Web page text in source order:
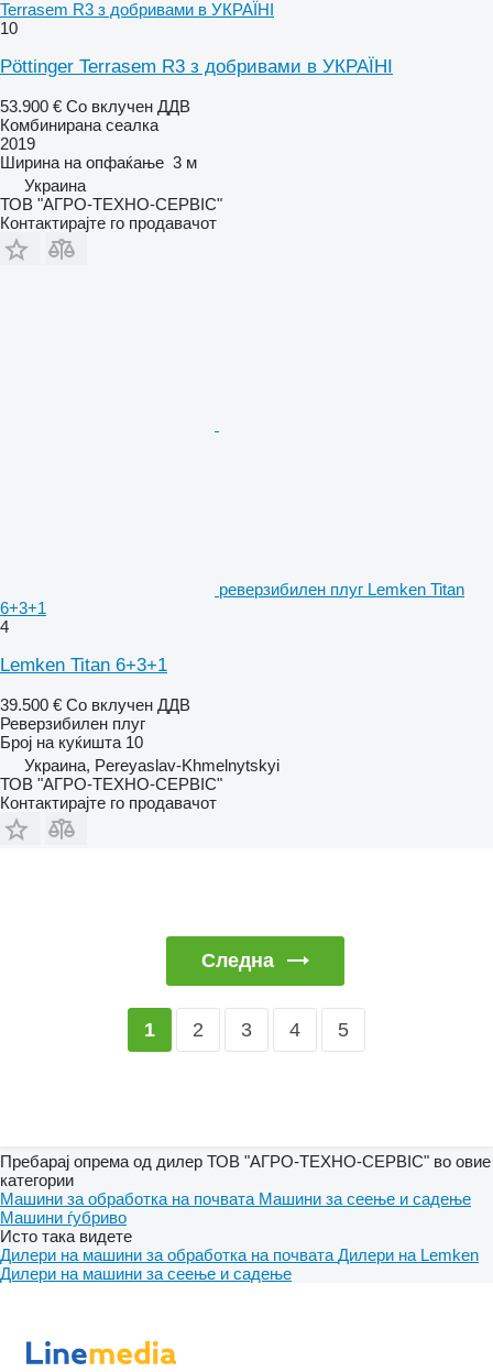
Terrasem R3 з добривами в УКРАЇНІ
10
Pöttinger Terrasem R3 з добривами в УКРАЇНІ
53.900 € Со вклучен ДДВ
Комбинирана сеалка
2019
Ширина на опфаќање 3 м
Украина
ТОВ "АГРО-ТЕХНО-СЕРВІС"
Контактирајте го продавачот
реверзибилен плуг Lemken Titan
6+3+1
4
Lemken Titan 6+3+1
39.500 € Со вклучен ДДВ
Реверзибилен плуг
Број на куќишта 10
Украина, Pereyaslav-Khmelnytskyi
ТОВ "АГРО-ТЕХНО-СЕРВІС"
Контактирајте го продавачот
Следна
1 2 3 4 5
Пребарај опрема од дилер ТОВ "АГРО-ТЕХНО-СЕРВІС" во овие
категории
Машини за обработка на почвата Машини за сеење и садење
Машини ѓубриво
Исто така видете
Дилери на машини за обработка на почвата Дилери на Lemken
Дилери на машини за сеење и садење